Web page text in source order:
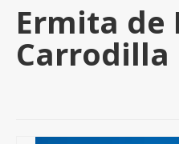
Ermita de
Carrodilla